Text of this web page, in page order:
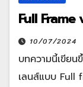
Full Frame
10/07/2024
บทความนี้เขียน
เลนส์แบบ Full